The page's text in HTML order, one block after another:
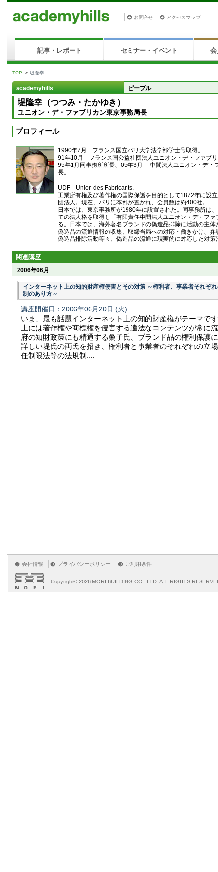
お問合せ アクセスマップ
記事・レポート セミナー・イベント 会
TOP > 堤隆幸
academyhills ピープル
堤隆幸（つつみ・たかゆき）
ユニオン・デ・ファブリカン東京事務局長
プロフィール
1990年7月 フランス国立パリ大学法学部学士号取得。
91年10月 フランス国公益社団法人ユニオン・デ・ファブ
95年1月同事務所所長、05年3月 中間法人ユニオン・デ・
長。
UDF：Union des Fabricants.
工業所有権及び著作権の国際保護を目的として1872年に設
団法人。現在、パリに本部が置かれ、会員数は約400社。
日本では、東京事務所が1980年に設置された。同事務所は
ての法人格を取得し「有限責任中間法人ユニオン・デ・ファ
る。日本では、海外著名ブランドの偽造品排除に活動の主体
偽造品の流通情報の収集、取締当局への対応・働きかけ、弁
偽造品排除活動等々、偽造品の流通に現実的に対応した対策
関連講座
2006年06月
インターネット上の知的財産権侵害とその対策 ～権利者、事業者それぞ
制のあり方～
講座開催日：2006年06月20日 (火)
いま、最も話題インターネット上の知的財産権がテーマで
上には著作権や商標権を侵害する違法なコンテンツが常に
府の知財政策にも精通する桑子氏、ブランド品の権利保護
詳しい堤氏の両氏を招き、権利者と事業者のそれぞれの立
任制限法等の法規制....
会社情報 プライバシーポリシー ご利用条件
Copyright© 2026 MORI BUILDING CO., LTD. ALL RIGHTS